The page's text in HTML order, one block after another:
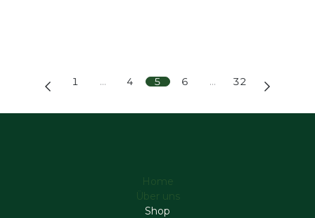
1 … 4 5 6 … 32
Home
Über uns
Shop